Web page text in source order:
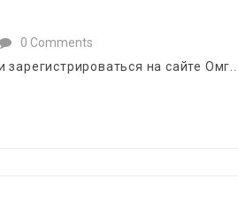
0 Comments
на сайте Омг....